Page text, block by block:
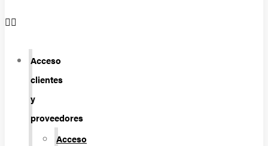
Acceso
clientes
y
proveedores
Acceso